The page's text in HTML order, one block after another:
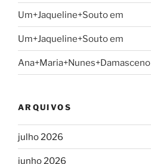
Um+Jaqueline+Soutoem
Um+Jaqueline+Soutoem
Ana+Maria+Nunes+Damasceno
ARQUIVOS
julho 2026
junho 2026